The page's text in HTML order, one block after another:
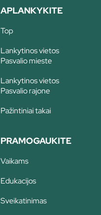
APLANKYKITE
Top
Lankytinos vietos
Pasvalio mieste
Lankytinos vietos
Pasvalio rajone
Pažintiniai takai
PRAMOGAUKITE
Vaikams
Edukacijos
Sveikatinimas